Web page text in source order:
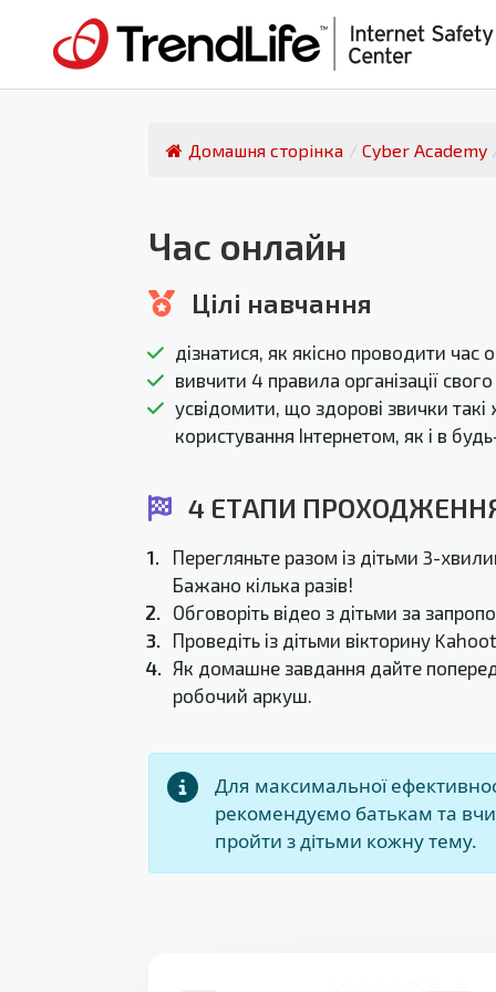
Домашня сторінка / Cyber Academy
Час онлайн
Цілі навчання
дізнатися, як якісно проводити час
вивчити 4 правила організації
усвідомити, що здорові звички
користування Інтернетом, як і в
4 ЕТАПИ
1.
Перегляньте разом із дітьми 3-
Бажано кілька разів!
2.
Обговоріть відео з дітьми за
3.
Проведіть із дітьми вікторину
4. Як домашне завдання дайте
робочий аркуш.
Для максимальної
рекомендуємо батькам та
пройти з дітьми кожну тему.